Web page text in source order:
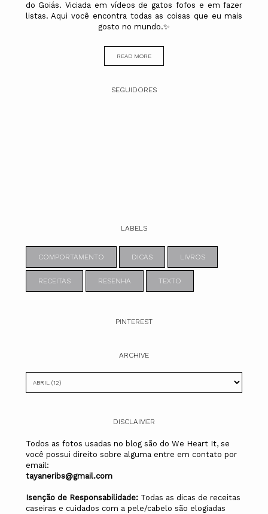
do Goiás. Viciada em vídeos de gatos fofos e em fazer
listas. Aqui você encontra todas as coisas que eu mais
gosto no mundo.✨
READ MORE
SEGUIDORES
LABELS
COMPORTAMENTO DICAS LIVROS
RECEITAS RESENHA TEXTO
PINTEREST
ARCHIVE
DISCLAIMER
Todos as fotos usadas no blog são do We Heart It, se
você possui direito sobre alguma entre em contato por
email:
tayaneribs@gmail.com
Isenção de Responsabilidade: Todas as dicas de receitas
caseiras e cuidados com a pele/cabelo são elogiadas